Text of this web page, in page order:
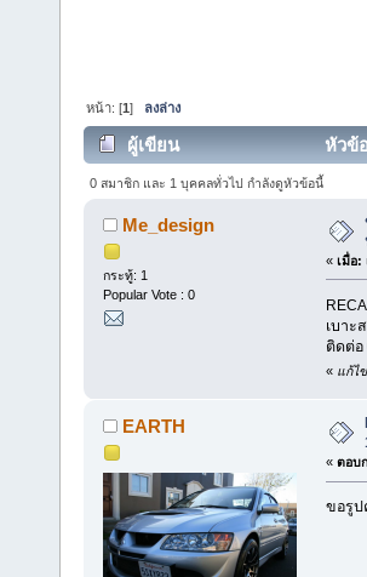
หน้า: [1] ลงล่าง
ผู้เขียน หัวข้
0 สมาชิก และ 1 บุคคลทั่วไป กำลังดูหัวข้อนี้
Me_design
กระทู้: 1
Popular Vote : 0
« เมื่อ:
เบาะ
ติดต่อ
« แก้ไ
EARTH
« ตอบ
ขอรูป